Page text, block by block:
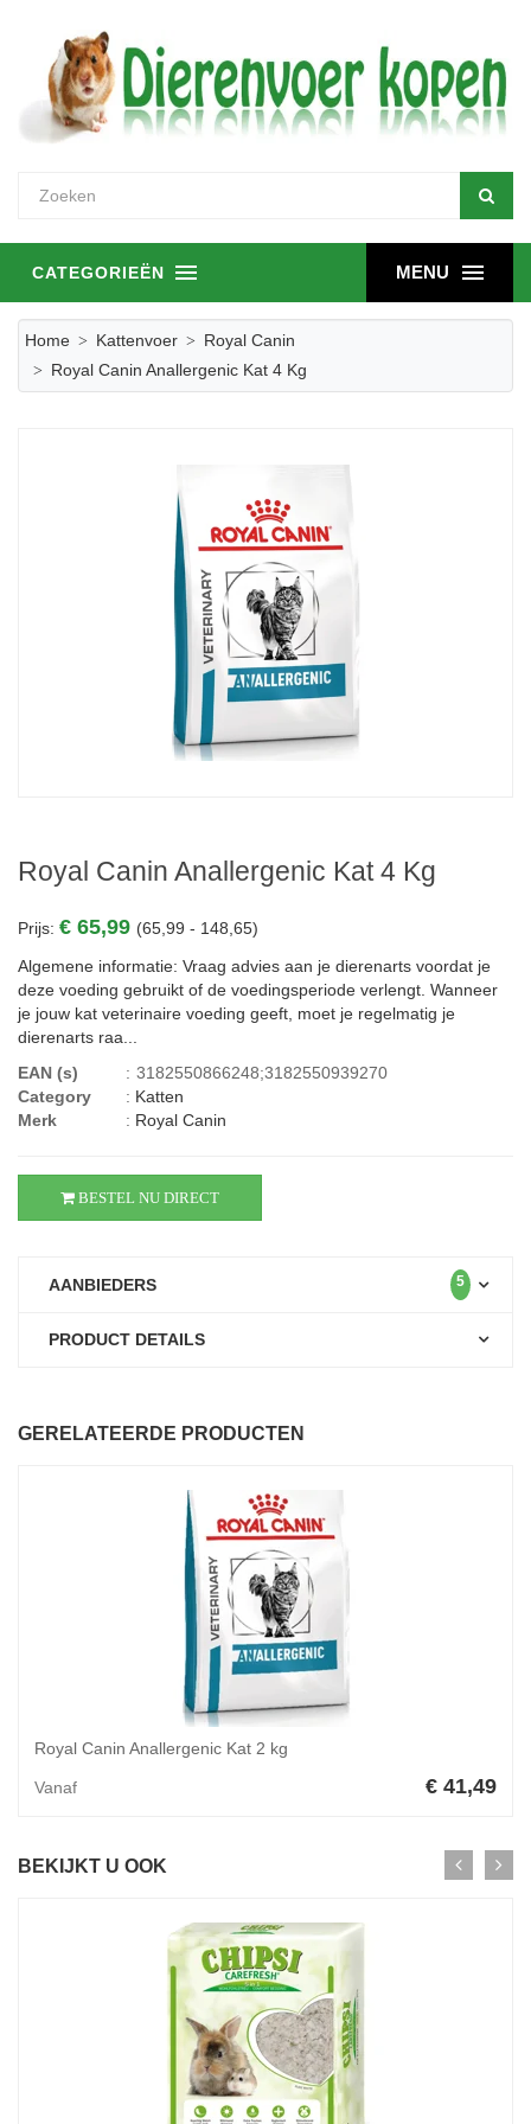
MENU
CATEGORIEËN
Home Kattenvoer
Royal Canin
Royal Canin Anallergenic Kat 4 Kg
Royal Canin Anallergenic Kat 4 Kg
Prijs: € 65,99 (65,99 - 148,65)
Algemene informatie: Vraag advies aan je dierenarts voordat je
deze voeding gebruikt of de voedingsperiode verlengt. Wanneer
je jouw kat veterinaire voeding geeft, moet je regelmatig je
dierenarts raa...
EAN (s)
: 3182550866248;3182550939270
Category
: Katten
Merk
: Royal Canin
BESTEL NU DIRECT
AANBIEDERS 5
PRODUCT DETAILS
GERELATEERDE PRODUCTEN
Royal Canin Anallergenic Kat 2 kg
Vanaf € 41,49
BEKIJKT U OOK